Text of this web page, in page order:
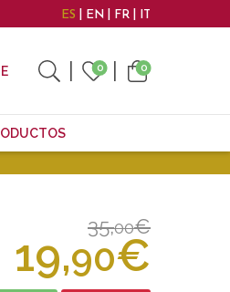
ES EN FR IT
0 0
35,00€
19,90€